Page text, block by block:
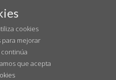
cookies
mejorar
continúa
que acepta